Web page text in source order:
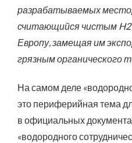
разрабатываемых
считающийся чистым
Европу, замещая им
грязным органического
На самом деле
это периферийная тема
в официальных
«водородного